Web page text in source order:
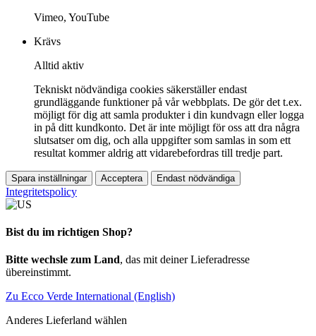
Vimeo, YouTube
Krävs
Alltid aktiv
Tekniskt nödvändiga cookies säkerställer endast
grundläggande funktioner på vår webbplats. De gör det t.ex.
möjligt för dig att samla produkter i din kundvagn eller logga
in på ditt kundkonto. Det är inte möjligt för oss att dra några
slutsatser om dig, och alla uppgifter som samlas in som ett
resultat kommer aldrig att vidarebefordras till tredje part.
Spara inställningar Acceptera Endast nödvändiga
Integritetspolicy
Bist du im richtigen Shop?
Bitte wechsle zum Land, das mit deiner Lieferadresse
übereinstimmt.
Zu Ecco Verde International (English)
Anderes Lieferland wählen